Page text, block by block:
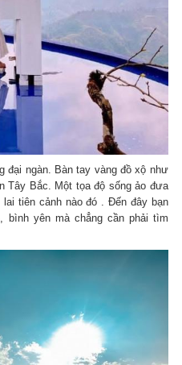
đại ngàn. Bàn tay vàng đồ xộ như
Tây Bắc. Một tọa độ sống ảo đưa
tiên cảnh nào đó . Đến đây bạn
yên mà chẳng cần phải tìm